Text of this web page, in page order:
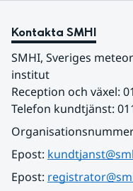
Kontakta SMHI
SMHI, Sveriges
institut
Reception och växel:
Telefon kundtjänst:
Epost:
Epost: